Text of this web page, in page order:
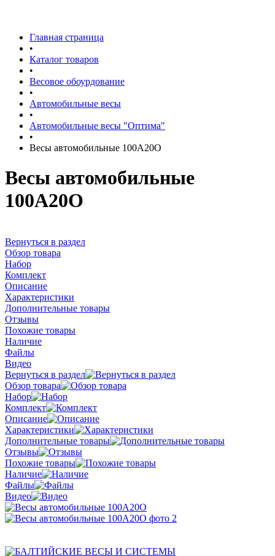
Главная страница
•
Каталог товаров
•
Весовое обоурдование
•
Автомобильные весы
•
Автомобильные весы "Оптима"
•
Весы автомобильные 100А20О
Весы автомобильные
100А20О
Вернуться в раздел
Обзор товара
Набор
Комплект
Описание
Характеристики
Дополнительные товары
Отзывы
Похожие товары
Наличие
Файлы
Видео
Вернуться в раздел
Обзор товара
Набор
Комплект
Описание
Характеристики
Дополнительные товары
Отзывы
Похожие товары
Наличие
Файлы
Видео